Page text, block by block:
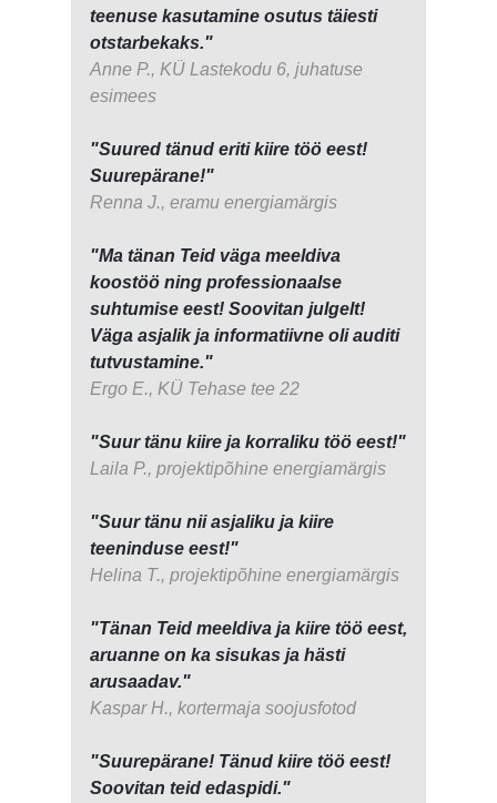
teenuse kasutamine osutus täiesti
otstarbekaks."
Anne P., KÜ Lastekodu 6, juhatuse
esimees
"Suured tänud eriti kiire töö eest!
Suurepärane!"
Renna J., eramu energiamärgis
"Ma tänan Teid väga meeldiva
koostöö ning professionaalse
suhtumise eest! Soovitan julgelt!
Väga asjalik ja informatiivne oli auditi
tutvustamine."
Ergo E., KÜ Tehase tee 22
"Suur tänu kiire ja korraliku töö eest!"
Laila P., projektipõhine energiamärgis
"Suur tänu nii asjaliku ja kiire
teeninduse eest!"
Helina T., projektipõhine energiamärgis
"Tänan Teid meeldiva ja kiire töö eest,
aruanne on ka sisukas ja hästi
arusaadav."
Kaspar H., kortermaja soojusfotod
"Suurepärane! Tänud kiire töö eest!
Soovitan teid edaspidi."